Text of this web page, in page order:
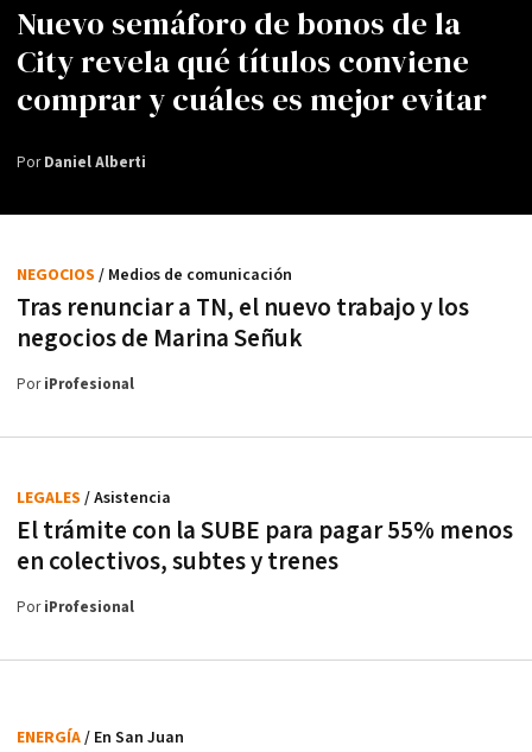
Nuevo semáforo de bonos de la
City revela qué títulos conviene
comprar y cuáles es mejor evitar
PorDaniel Alberti
Tras renunciar a TN, el nuevo trabajo y los
negocios de Marina Señuk
NEGOCIOS / Medios de comunicación
PoriProfesional
El trámite con la SUBE para pagar 55% menos
en colectivos, subtes y trenes
LEGALES / Asistencia
PoriProfesional
ENERGÍA/ En San Juan